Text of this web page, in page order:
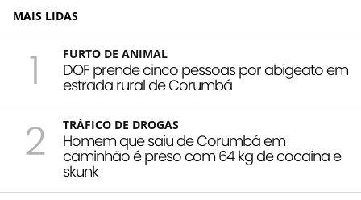
MAIS LIDAS
1 FURTO DE ANIMAL
DOF prende cinco pessoas por abigeato em
estrada rural de Corumbá
2 TRÁFICO DE DROGAS
Homem que saiu de Corumbá em
caminhão é preso com 64 kg de cocaína e
skunk